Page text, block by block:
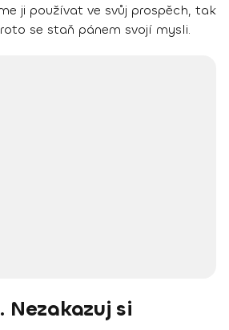
ji používat ve svůj prospěch, tak
se staň pánem svojí mysli.
Nezakazuj si